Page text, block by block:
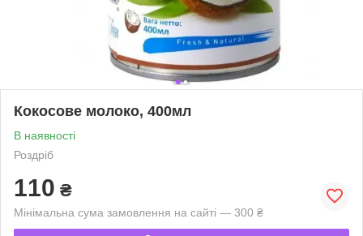
Кокосове молоко, 400мл
В наявності
Роздріб
110 ₴
Мінімальна сума замовлення на сайті — 300 ₴